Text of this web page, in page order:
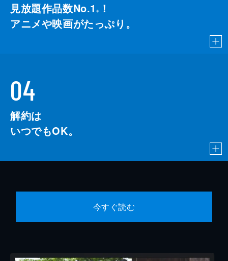
見放題作品数No.1 ※
！
アニメや映画がたっぷり。
04
解約は
いつでもOK。
今すぐ読む